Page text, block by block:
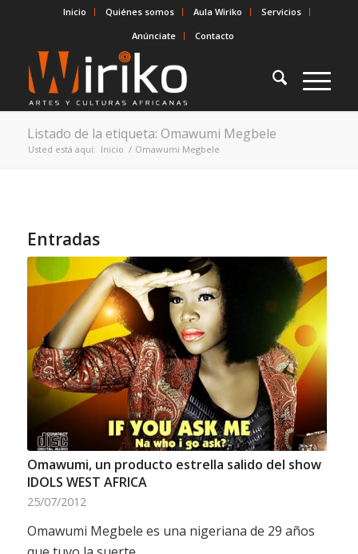
Inicio Quiénes somos Aula Wiriko
Servicios
Anúnciate
Contacto
Listado de la etiqueta: Omawumi Megbele
Usted está aquí: Inicio / Omawumi Megbele
Entradas
Omawumi, un producto estrella salido del show
IDOLS WEST AFRICA
25/07/2012
Omawumi Megbele es una nigeriana de 29 años